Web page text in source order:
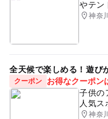
やテン
神奈
全天候で楽しめる！遊び
クーポン
お得なクーポン
子供の
人気ス
神奈